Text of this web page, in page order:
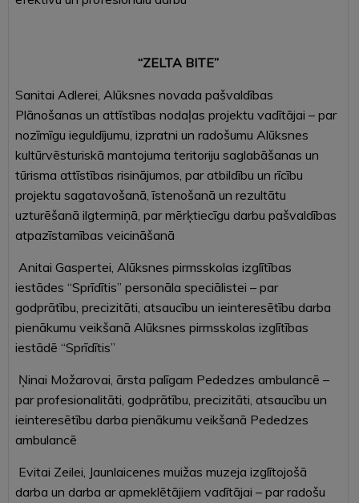
“ZELTA BITE”
Sanitai Adlerei, Alūksnes novada pašvaldības
Plānošanas un attīstības nodaļas projektu vadītājai – par
nozīmīgu ieguldījumu, izpratni un radošumu Alūksnes
kultūrvēsturiskā mantojuma teritoriju saglabāšanas un
tūrisma attīstības risinājumos, par atbildību un rīcību
projektu sagatavošanā, īstenošanā un rezultātu
uzturēšanā ilgtermiņā, par mērķtiecīgu darbu pašvaldības
atpazīstamības veicināšanā
Anitai Gaspertei, Alūksnes pirmsskolas izglītības
iestādes “Sprīdītis” personāla speciālistei – par
godprātību, precizitāti, atsaucību un ieinteresētību darba
pienākumu veikšanā Alūksnes pirmsskolas izglītības
iestādē “Sprīdītis”
Ņinai Možarovai, ārsta palīgam Pededzes ambulancē –
par profesionalitāti, godprātību, precizitāti, atsaucību un
ieinteresētību darba pienākumu veikšanā Pededzes
ambulancē
Evitai Zeilei, Jaunlaicenes muižas muzeja izglītojošā
darba un darba ar apmeklētājiem vadītājai – par radošu